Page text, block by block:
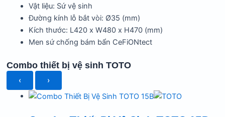
Vật liệu: Sứ vệ sinh
Đường kính lỗ bắt vòi: Ø35 (mm)
Kích thước: L420 x W480 x H470 (mm)
Men sứ chống bám bẩn CeFiONtect
Combo thiết bị vệ sinh TOTO
‹ ›